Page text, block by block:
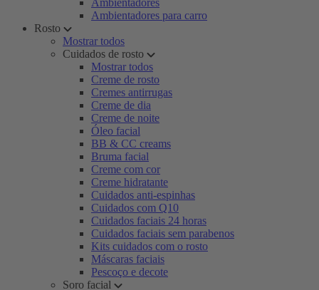
Ambientadores
Ambientadores para carro
Rosto
Mostrar todos
Cuidados de rosto
Mostrar todos
Creme de rosto
Cremes antirrugas
Creme de dia
Creme de noite
Óleo facial
BB & CC creams
Bruma facial
Creme com cor
Creme hidratante
Cuidados anti-espinhas
Cuidados com Q10
Cuidados faciais 24 horas
Cuidados faciais sem parabenos
Kits cuidados com o rosto
Máscaras faciais
Pescoço e decote
Soro facial